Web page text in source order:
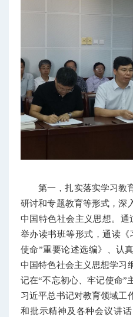
第一，扎实落实学习教
研讨和专题教育等形式，深
中国特色社会主义思想。通
举办读书班等形式，通读
使命”重要论述选编》、认
中国特色社会主义思想学习
记在“不忘初心、牢记使命”
习近平总书记对教育领域工
和批示精神及各种会议讲